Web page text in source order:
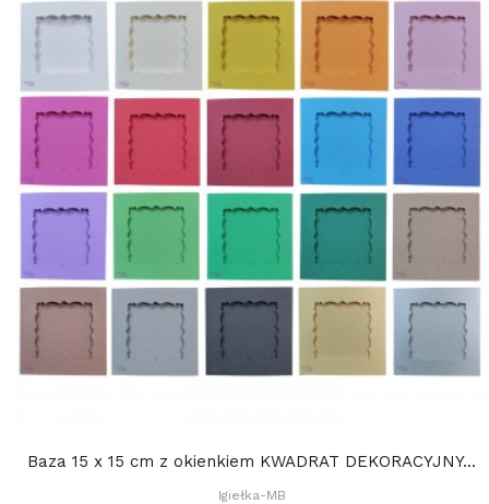
Baza 15 x 15 cm z okienkiem KWADRAT DEKORACYJNY...
Igiełka-MB